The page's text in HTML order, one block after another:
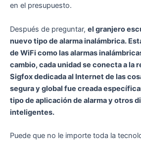
en el presupuesto.
Después de preguntar, el granjero
nuevo tipo de alarma inalámbrica.
de WiFi como las alarmas
cambio, cada unidad se conecta a la
Sigfox dedicada al Internet de las
segura y global fue creada
tipo de aplicación de alarma y otros
inteligentes.
Puede que no le importe toda la